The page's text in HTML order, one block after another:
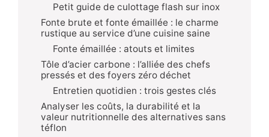
Petit guide de culottage flash sur inox
Fonte brute et fonte émaillée : le charme
rustique au service d’une cuisine saine
Fonte émaillée : atouts et limites
Tôle d’acier carbone : l’alliée des chefs
pressés et des foyers zéro déchet
Entretien quotidien : trois gestes clés
Analyser les coûts, la durabilité et la
valeur nutritionnelle des alternatives sans
téflon